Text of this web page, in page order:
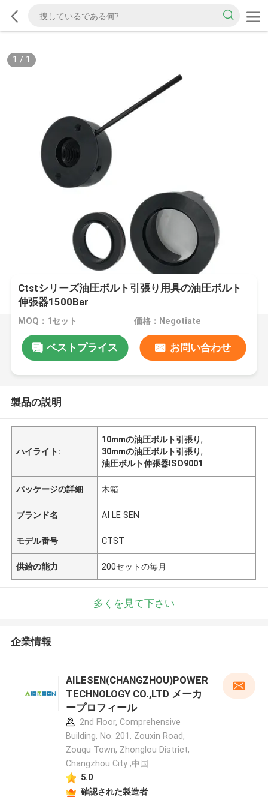
1 / 1
Ctstシリーズ油圧ボルト引張り用具の油圧ボルト
伸張器1500Bar
MOQ：1セット 価格：Negotiate
ベストプライス お問い合わせ
製品の説明
ハイライト:
10mmの油圧ボルト引張り,
30mmの油圧ボルト引張り,
油圧ボルト伸張器ISO9001
パッケージの詳細 木箱
ブランド名 AI LE SEN
モデル番号 CTST
供給の能力 200セットの毎月
多くを見て下さい
企業情報
AILESEN(CHANGZHOU)POWER
TECHNOLOGY CO.,LTD メーカ
ープロフィール
2nd Floor, Comprehensive
Building, No. 201, Zouxin Road,
Zouqu Town, Zhonglou District,
Changzhou City ,中国
5.0
確認された製造者